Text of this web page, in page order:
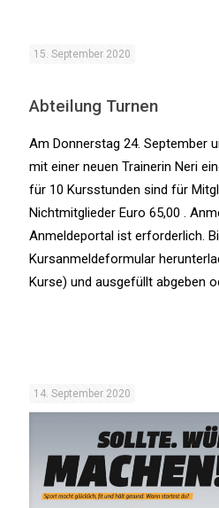
15. September 2020
Abteilung Turnen
Am Donnerstag 24. September
mit einer neuen Trainerin Neri
für 10 Kursstunden sind für
Nichtmitglieder Euro 65,00 .
Anmeldeportal ist erforderlich.
Kursanmeldeformular
Kurse) und ausgefüllt abgeben
14. September 2020